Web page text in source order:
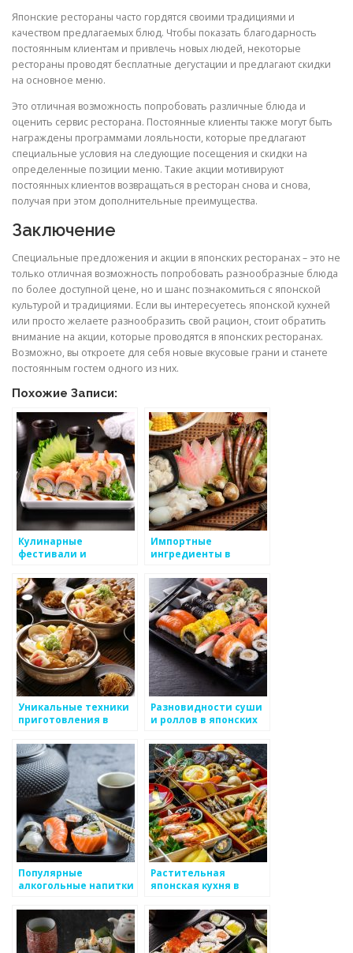
Японские рестораны часто гордятся своими традициями и
качеством предлагаемых блюд. Чтобы показать благодарность
постоянным клиентам и привлечь новых людей, некоторые
рестораны проводят бесплатные дегустации и предлагают скидки
на основное меню.
Это отличная возможность попробовать различные блюда и
оценить сервис ресторана. Постоянные клиенты также могут быть
награждены программами лояльности, которые предлагают
специальные условия на следующие посещения и скидки на
определенные позиции меню. Такие акции мотивируют
постоянных клиентов возвращаться в ресторан снова и снова,
получая при этом дополнительные преимущества.
Заключение
Специальные предложения и акции в японских ресторанах – это не
только отличная возможность попробовать разнообразные блюда
по более доступной цене, но и шанс познакомиться с японской
культурой и традициями. Если вы интересуетесь японской кухней
или просто желаете разнообразить свой рацион, стоит обратить
внимание на акции, которые проводятся в японских ресторанах.
Возможно, вы откроете для себя новые вкусовые грани и станете
постоянным гостем одного из них.
Похожие Записи:
Кулинарные
фестивали и
в японских
ресторанах
Импортные
ингредиенты в
Уникальные техники
приготовления в
Разновидности суши
и роллов в японских
Популярные
алкогольные напитки
ресторанах
Растительная
японская кухня в